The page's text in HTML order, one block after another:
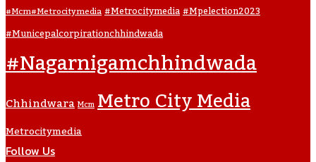
#mcm#metrocitymedia#metrocitymedia#mpelection2023
#municepalcorpirationchhindwada
#nagarnigamchhindwada
ChhindwaraMcmMetro City Media
Metrocitymedia
Follow Us